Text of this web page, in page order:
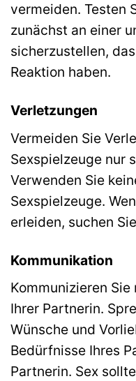
vermeiden. Testen
zunächst an einer
sicherzustellen,
Reaktion haben.
Verletzungen
Vermeiden Sie
Sexspielzeuge nur
Verwenden Sie
Sexspielzeuge.
erleiden, suchen
Kommunikation
Kommunizieren
Ihrer Partnerin.
Wünsche und
Bedürfnisse Ihres
Partnerin. Sex